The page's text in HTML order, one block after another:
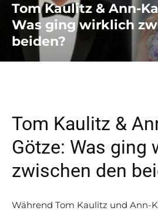
Tom Kaulitz & Ann-
Was ging wirklich
beiden?
Tom Kaulitz &
Götze: Was ging
zwischen den
Während Tom Kaulitz und Ann-